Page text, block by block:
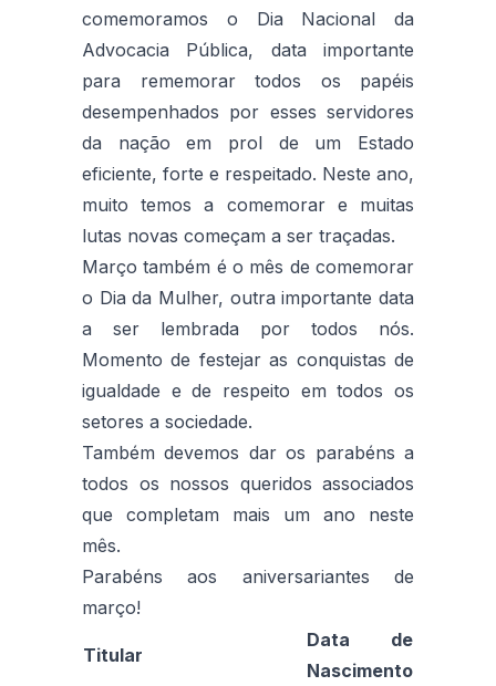
comemoramos o Dia Nacional da
Advocacia Pública, data importante
para rememorar todos os papéis
desempenhados por esses servidores
da nação em prol de um Estado
eficiente, forte e respeitado. Neste ano,
muito temos a comemorar e muitas
lutas novas começam a ser traçadas.
Março também é o mês de comemorar
o Dia da Mulher, outra importante data
a ser lembrada por todos nós.
Momento de festejar as conquistas de
igualdade e de respeito em todos os
setores a sociedade.
Também devemos dar os parabéns a
todos os nossos queridos associados
que completam mais um ano neste
mês.
Parabéns aos aniversariantes de
março!
Titular
Data de
Nascimento